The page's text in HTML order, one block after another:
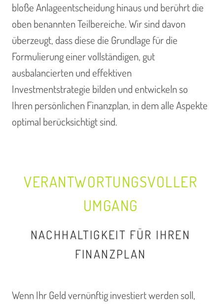
bloße Anlageentscheidung hinaus und berührt die
oben benannten Teilbereiche. Wir sind davon
überzeugt, dass diese die Grundlage für die
Formulierung einer vollständigen, gut
ausbalancierten und effektiven
Investmentstrategie bilden und entwickeln so
Ihren persönlichen Finanzplan, in dem alle Aspekte
optimal berücksichtigt sind.
VERANTWORTUNGSVOLLER
UMGANG
NACHHALTIGKEIT FÜR IHREN
FINANZPLAN
Wenn Ihr Geld vernünftig investiert werden soll,